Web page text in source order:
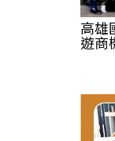
高雄
遊商